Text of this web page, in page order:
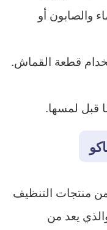
والصابون أو
قطعة القماش.
قبل لمسها.
منتجات التنظيف
يعد من